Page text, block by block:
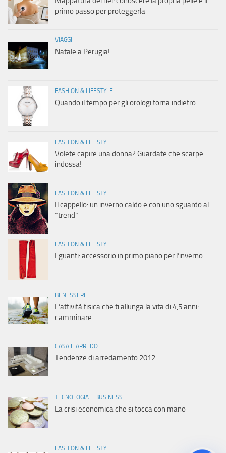
primo passo per proteggerla
VIAGGI
Natale a Perugia!
FASHION & LIFESTYLE
Quando il tempo per gli orologi torna indietro
FASHION & LIFESTYLE
Volete capire una donna? Guardate che scarpe
indossa!
FASHION & LIFESTYLE
Il cappello: un inverno caldo e con uno sguardo al
“trend”
FASHION & LIFESTYLE
I guanti: accessorio in primo piano per l’inverno
BENESSERE
L’attività fisica che ti allunga la vita di 4,5 anni:
camminare
CASA E ARREDO
Tendenze di arredamento 2012
TECNOLOGIA E BUSINESS
La crisi economica che si tocca con mano
FASHION & LIFESTYLE